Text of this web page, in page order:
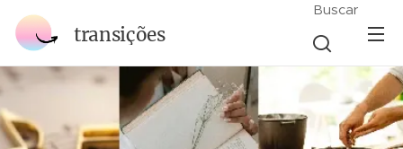
transições
Buscar